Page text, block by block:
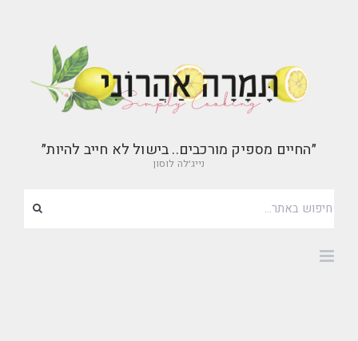
״החיים מספיק מורכבים.. בישול לא חייב להיות״
נייג׳לה לוסון